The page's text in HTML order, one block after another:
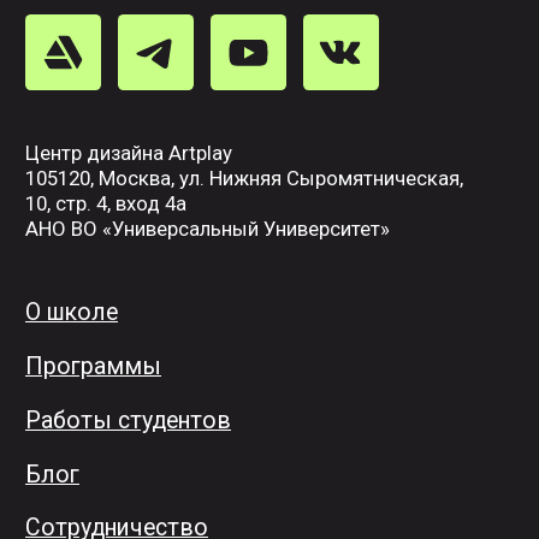
Начало обучения:
Язык обучения: